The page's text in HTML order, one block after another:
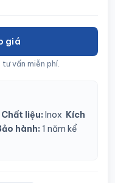
giá
vấn miễn phí.
Chất liệu: Inox Kích
hành: 1 năm kể